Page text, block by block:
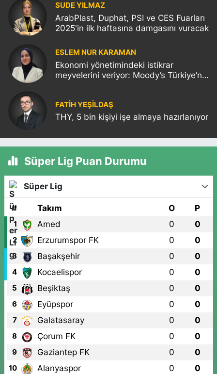
SUDE YILMAZ
ArabPlast, Duphat, PSI ve CES Fuarları
2025'in ilk haftasına damgasını vuracak
ESLEM NUR KARAMAN
Ekonomi yönetimindeki istikrar
meyvelerini veriyor: Moody’s Türkiye’nin
FATIH YEŞİLDAŞ
THY, 5 bin kişiyi işe almaya hazırlanıyor
Süper Lig Puan Durumu
Süper Lig
# Takım O P
1 Amed 0 0
2 Erzurumspor FK 0 0
3 Başakşehir 0 0
4 Kocaelispor 0 0
5 Beşiktaş 0 0
6 Eyüpspor 0 0
7 Galatasaray 0 0
8 Çorum FK 0 0
9 Gaziantep FK 0 0
10 Alanyaspor 0 0